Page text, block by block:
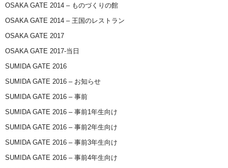
OSAKA GATE 2014 – ものづくりの館
OSAKA GATE 2014 – 王国のレストラン
OSAKA GATE 2017
OSAKA GATE 2017-当日
SUMIDA GATE 2016
SUMIDA GATE 2016 – お知らせ
SUMIDA GATE 2016 – 事前
SUMIDA GATE 2016 – 事前1年生向け
SUMIDA GATE 2016 – 事前2年生向け
SUMIDA GATE 2016 – 事前3年生向け
SUMIDA GATE 2016 – 事前4年生向け